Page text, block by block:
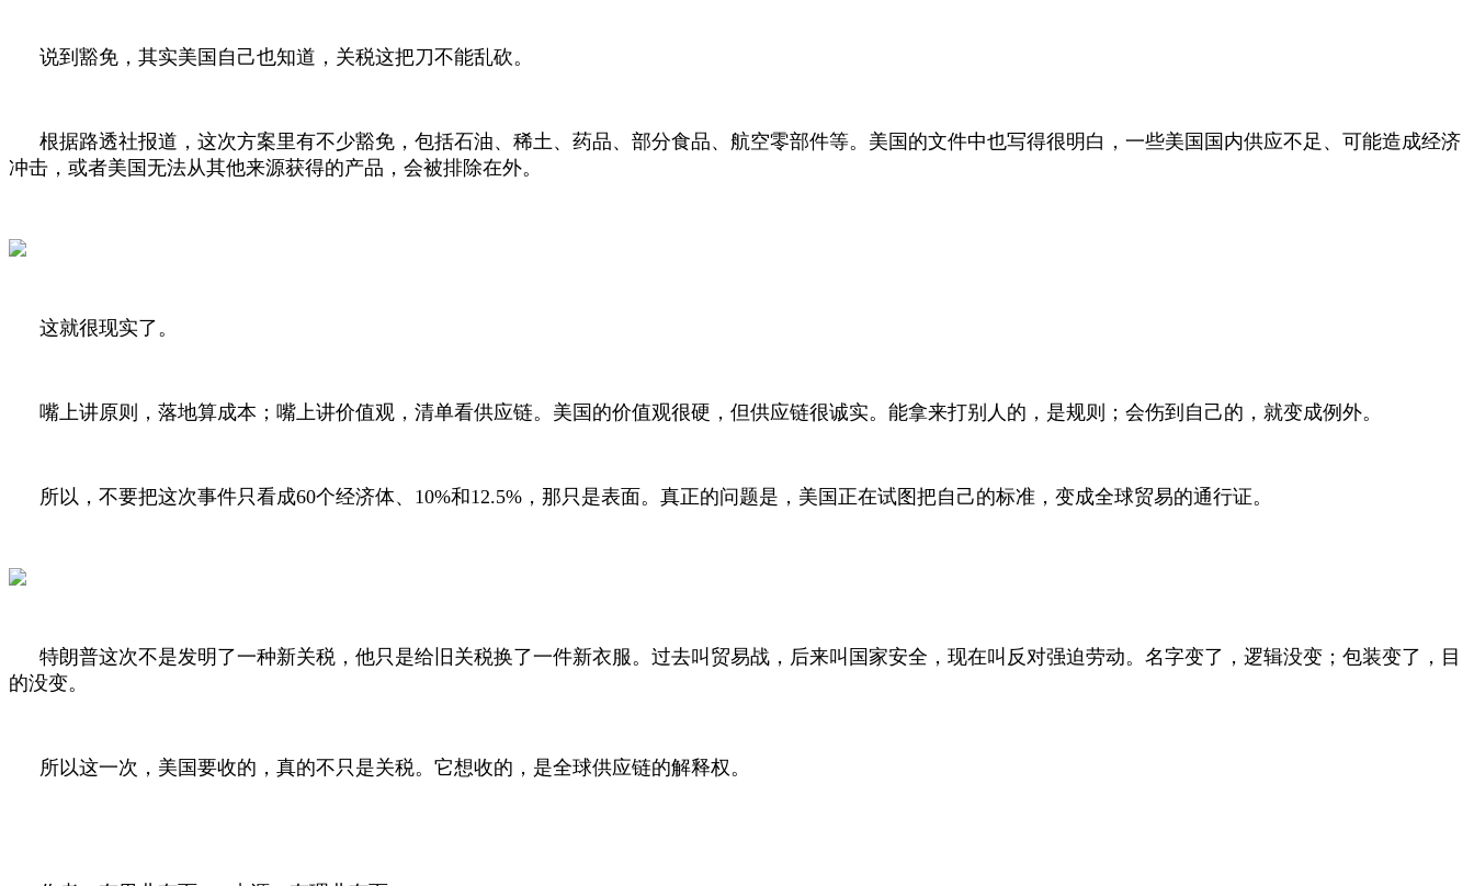
说到豁免，其实美国自己也知道，关税这把刀不能乱砍。
根据路透社报道，这次方案里有不少豁免，包括石油、稀土、药品、部分食品、航空零部件等。美国的文件中也写得很明白，一些美国国内供应不足、可能造成经济
冲击，或者美国无法从其他来源获得的产品，会被排除在外。
这就很现实了。
嘴上讲原则，落地算成本；嘴上讲价值观，清单看供应链。美国的价值观很硬，但供应链很诚实。能拿来打别人的，是规则；会伤到自己的，就变成例外。
所以，不要把这次事件只看成60个经济体、 10%和12.5% ，那只是表面。真正的问题是，美国正在试图把自己的标准，变成全球贸易的通行证。
特朗普这次不是发明了一种新关税，他只是给旧关税换了一件新衣服。过去叫贸易战，后来叫国家安全，现在叫反对强迫劳动。名字变了，逻辑没变；包装变了，目
的没变。
所以这一次，美国要收的，真的不只是关税。它想收的，是全球供应链的解释权。